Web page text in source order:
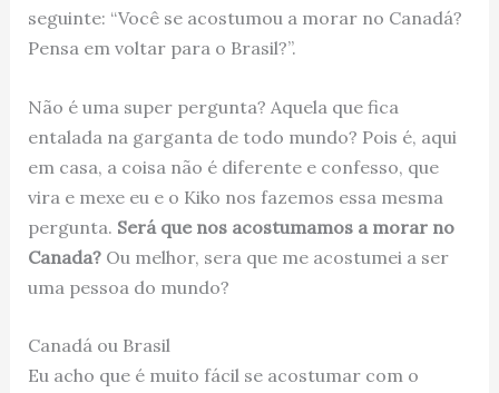
seguinte: “Você se acostumou a morar no Canadá?
Pensa em voltar para o Brasil?”.
Não é uma super pergunta? Aquela que fica
entalada na garganta de todo mundo? Pois é, aqui
em casa, a coisa não é diferente e confesso, que
vira e mexe eu e o Kiko nos fazemos essa mesma
pergunta. Será que nos acostumamos a morar no
Canada?Ou melhor, sera que me acostumei a ser
uma pessoa do mundo?
Canadá ou Brasil
Eu acho que é muito fácil se acostumar com o